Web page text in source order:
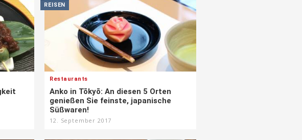
REISEN
Restaurants
Anko in Tōkyō: An diesen 5 Orten
genießen Sie feinste, japanische
Süßwaren!
12. September 2017